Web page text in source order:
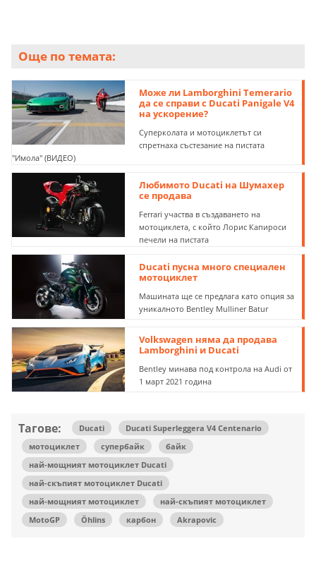
Още по темата:
Може ли Lamborghini Temerario
да се справи с Ducati Panigale V4
на ускорение?
Суперколата и мотоциклетът си
спретнаха състезание на пистата
"Имола" (ВИДЕО)
Любимото Ducati на Шумахер
се продава
Ferrari участва в създаването на
мотоциклета, с който Лорис Капироси
печели на пистата
Ducati пусна много специален
мотоциклет
Машината ще се предлага като опция за
уникалното Bentley Mulliner Batur
Volkswagen няма да продава
Lamborghini и Ducati
Bentley минава под контрола на Audi от
1 март 2021 година
Тагове: Ducati
Ducati Superleggera V4 Centenario
мотоциклет
супербайк
байк
най-мощният мотоциклет Ducati
най-скъпият мотоциклет Ducati
най-мощният мотоциклет
най-скъпият мотоциклет
MotoGP
Öhlins карбон Akrapovic